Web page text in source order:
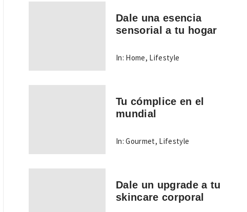
Dale una esencia
sensorial a tu hogar
In: Home, Lifestyle
Tu cómplice en el
mundial
In: Gourmet, Lifestyle
Dale un upgrade a tu
skincare corporal